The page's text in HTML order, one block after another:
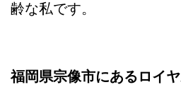
齢な私です。
福岡県宗像市にあるロイヤ